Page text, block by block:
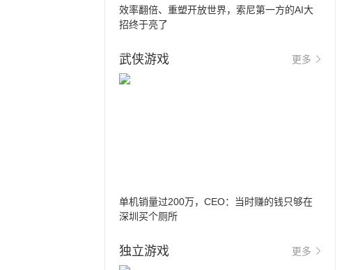
效率翻倍、重塑开放世界，索尼第一方的AI大
招终于亮了
武侠游戏 更多
单机销量过200万，CEO：当时赚的钱只够在
深圳买个厕所
独立游戏 更多